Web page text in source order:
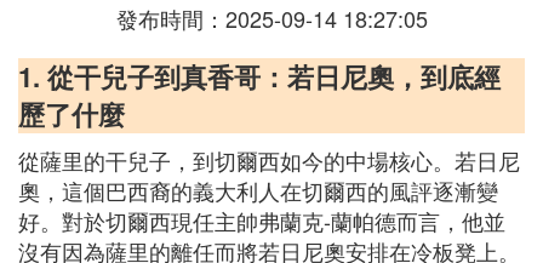
發布時間：2025-09-14 18:27:05
1. 從干兒子到真香哥：若日尼奧，到底經
歷了什麼
從薩里的干兒子，到切爾西如今的中場核心。若日尼
奧，這個巴西裔的義大利人在切爾西的風評逐漸變
好。對於切爾西現任主帥弗蘭克-蘭帕德而言，他並
沒有因為薩里的離任而將若日尼奧安排在冷板凳上。